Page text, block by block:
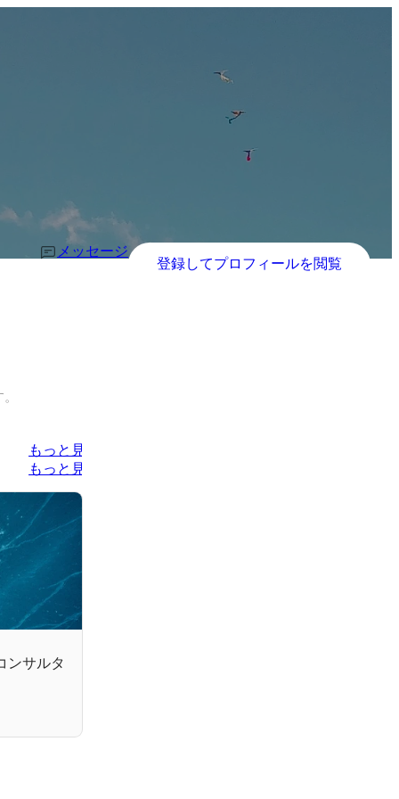
メッセージ
登録してプロフィールを閲覧
もっと見る
もっと見る
ンサルタ